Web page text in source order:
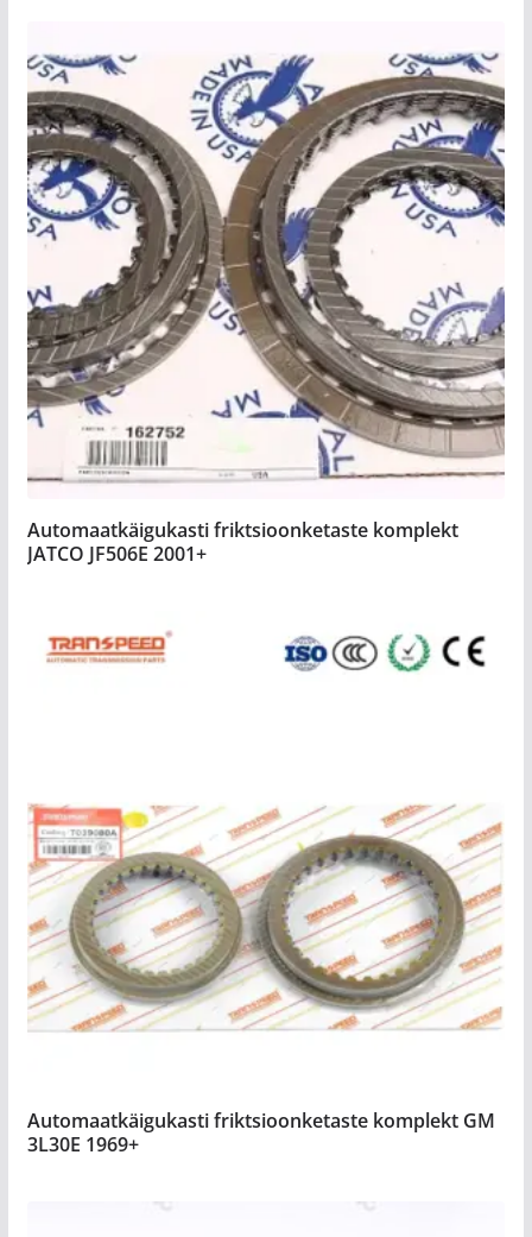
Automaatkäigukasti friktsioonketaste komplekt
JATCO JF506E 2001+
Automaatkäigukasti friktsioonketaste komplekt GM
3L30E 1969+